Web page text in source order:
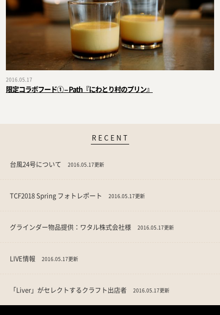
2016.05.17
限定コラボフード① – Path『にわとり村のプリン』
RECENT
台風24号について 2016.05.17更新
TCF2018 Spring フォトレポート 2016.05.17更新
グラインダー物品提供：ワタル株式会社様 2016.05.17更新
LIVE情報 2016.05.17更新
「Liver」がセレクトするクラフト出店者 2016.05.17更新